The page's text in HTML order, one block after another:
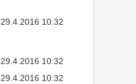
29.4.2016 10:32
29.4.2016 10:32
29.4.2016 10:32